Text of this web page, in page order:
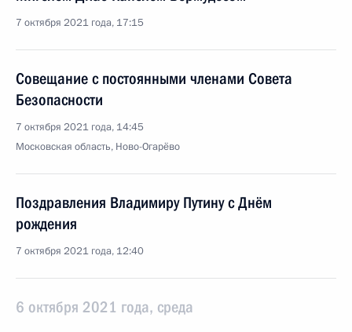
7 октября 2021 года, 17:15
Совещание с постоянными членами Совета
Безопасности
7 октября 2021 года, 14:45
Московская область, Ново-Огарёво
Поздравления Владимиру Путину с Днём
рождения
7 октября 2021 года, 12:40
6 октября 2021 года, среда